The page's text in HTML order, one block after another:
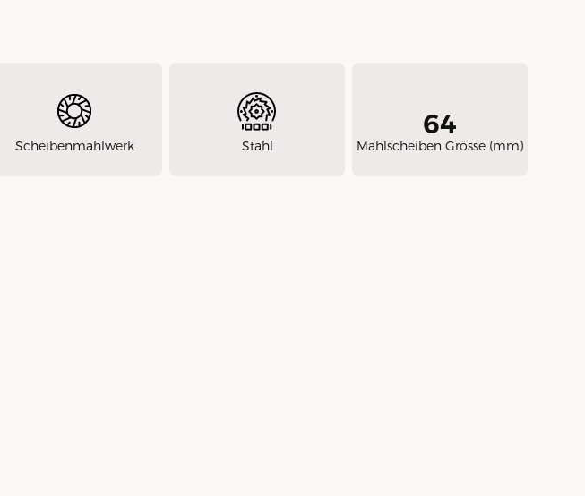
Scheibenmahlwerk Stahl
64
Mahlscheiben Grösse (mm)